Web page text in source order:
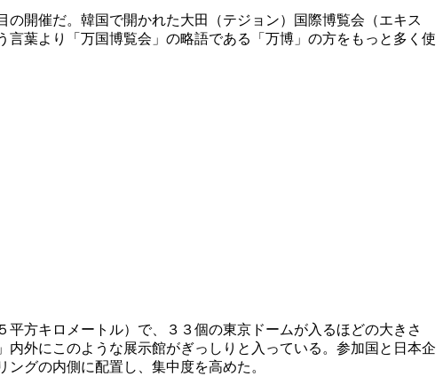
開催だ。韓国で開かれた大田（テジョン）国際博覧会（エキス
葉より「万国博覧会」の略語である「万博」の方をもっと多く使
方キロメートル）で、３３個の東京ドームが入るほどの大きさ
外にこのような展示館がぎっしりと入っている。参加国と日本企
グの内側に配置し、集中度を高めた。